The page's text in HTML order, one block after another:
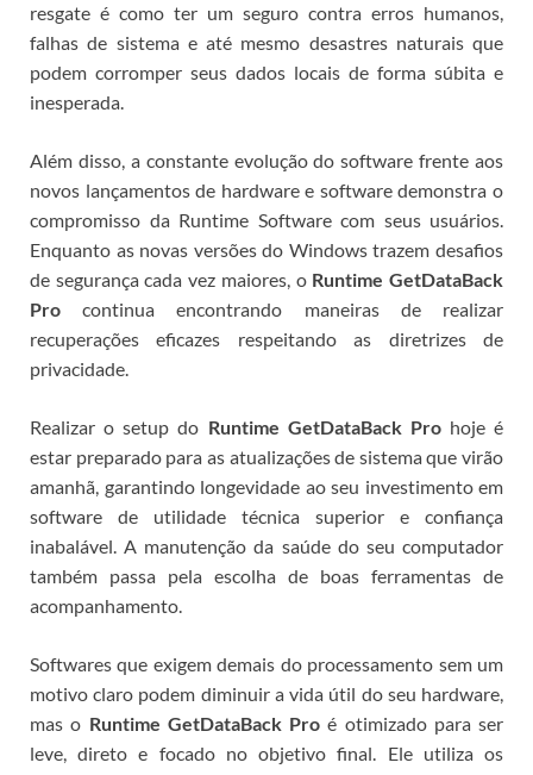
resgate é como ter um seguro contra erros humanos,
falhas de sistema e até mesmo desastres naturais que
podem corromper seus dados locais de forma súbita e
inesperada.
Além disso, a constante evolução do software frente aos
novos lançamentos de hardware e software demonstra o
compromisso da Runtime Software com seus usuários.
Enquanto as novas versões do Windows trazem desafios
de segurança cada vez maiores, o Runtime GetDataBack
Pro continua encontrando maneiras de realizar
recuperações eficazes respeitando as diretrizes de
privacidade.
Realizar o setup do Runtime GetDataBack Prohoje é
estar preparado para as atualizações de sistema que virão
amanhã, garantindo longevidade ao seu investimento em
software de utilidade técnica superior e confiança
inabalável.A manutenção da saúde do seu computador
também passa pela escolha de boas ferramentas de
acompanhamento.
Softwares que exigem demais do processamento sem um
motivo claro podem diminuir a vida útil do seu hardware,
mas o Runtime GetDataBack Pro é otimizado para ser
leve, direto e focado no objetivo final. Ele utiliza os